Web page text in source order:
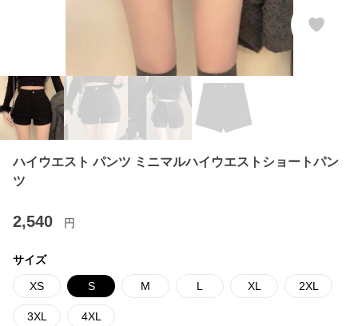
ハイウエスト パンツ ミニマルハイウエストショートパン
ツ
2,540 円
サイズ
XS S M L XL 2XL
3XL 4XL